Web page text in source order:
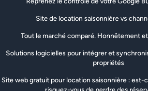
Site de location saisonnière vs
Tout le marché comparé. Honnêtement
Solutions logicielles pour intégrer et
propriétés
Site web gratuit pour location saisonnière : est-